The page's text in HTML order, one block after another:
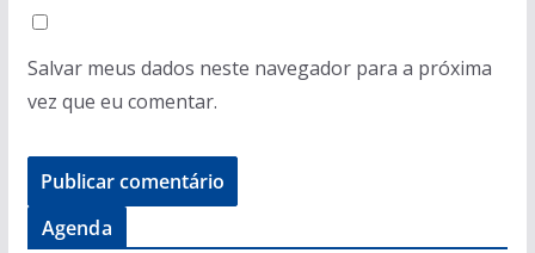
Salvar meus dados neste navegador para a próxima
vez que eu comentar.
Agenda